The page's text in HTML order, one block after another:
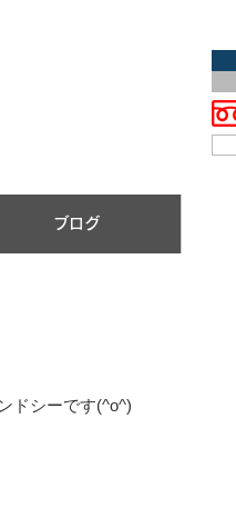
ブログ
ドシーです(^o^)